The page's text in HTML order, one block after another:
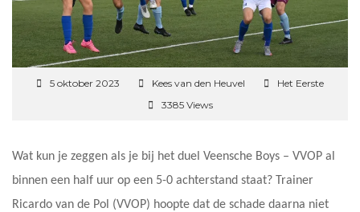
5 oktober 2023 Kees van den Heuvel
Het Eerste
3385 Views
Wat kun je zeggen als je bij het duel Veensche Boys – VVOP al
binnen een half uur op een 5-0 achterstand staat? Trainer
Ricardo van de Pol (VVOP) hoopte dat de schade daarna niet